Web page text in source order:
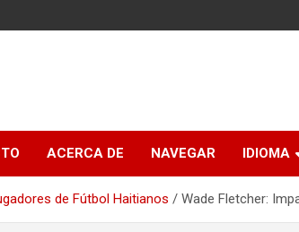
ACERCA DE NAVEGAR IDIOMA
de Fútbol Haitianos Wade Fletcher: